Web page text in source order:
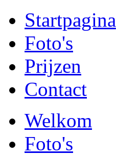
Startpagina
Foto's
Prijzen
Contact
Welkom
Foto's